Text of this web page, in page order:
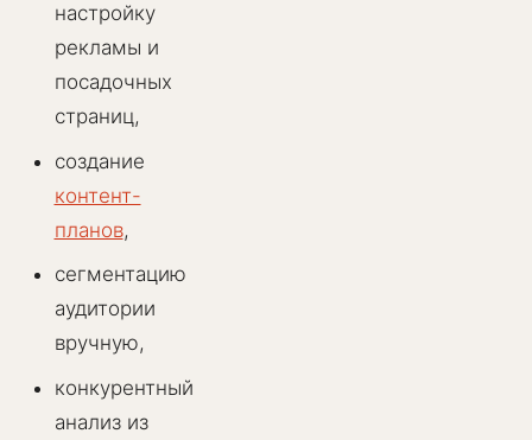
настройку
рекламы и
посадочных
страниц,
создание
контент-
планов,
сегментацию
аудитории
вручную,
конкурентный
анализ из